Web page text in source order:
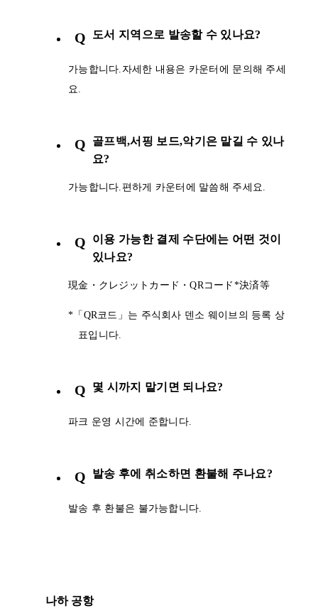
Q 도서 지역으로 발송할 수 있나요?
가능합니다.자세한 내용은 카운터에 문의해 주세
요.
Q
골프백,서핑 보드,악기은 맡길 수 있나
요?
가능합니다.편하게 카운터에 말씀해 주세요.
Q
이용 가능한 결제 수단에는 어떤 것이
있나요?
現金・クレジットカード・QRコード*決済等
*「QR코드」는 주식회사 덴소 웨이브의 등록 상
표입니다.
Q 몇 시까지 맡기면 되나요?
파크 운영 시간에 준합니다.
Q 발송 후에 취소하면 환불해 주나요?
발송 후 환불은 불가능합니다.
나하 공항